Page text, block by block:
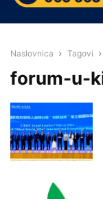
Naslovnica Tagovi
forum-u-